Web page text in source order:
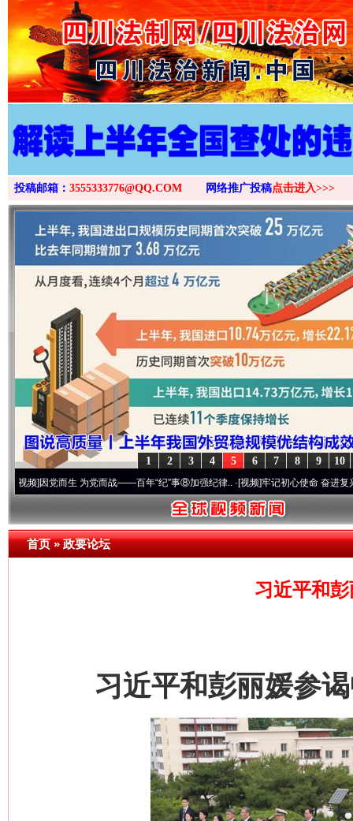
>
投稿邮箱： 3555333776@QQ.COM 网络推广投稿点击进入>>>
10
9
8
7
6
5
4
3
2
1
而生 为党而战——百年“纪”事⑧加强纪律..·[视频]牢记初心使命 奋进复兴征程丨“转
首页»政要论坛
习近平和
习近平和彭丽媛参谒